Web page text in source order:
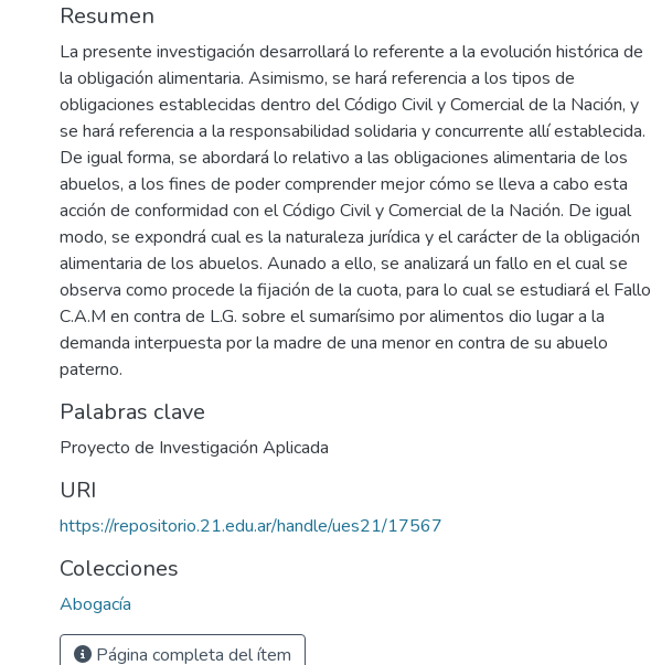
Resumen
La presente investigación desarrollará lo referente a la evolución histórica de
la obligación alimentaria. Asimismo, se hará referencia a los tipos de
obligaciones establecidas dentro del Código Civil y Comercial de la Nación, y
se hará referencia a la responsabilidad solidaria y concurrente allí establecida.
De igual forma, se abordará lo relativo a las obligaciones alimentaria de los
abuelos, a los fines de poder comprender mejor cómo se lleva a cabo esta
acción de conformidad con el Código Civil y Comercial de la Nación. De igual
modo, se expondrá cual es la naturaleza jurídica y el carácter de la obligación
alimentaria de los abuelos. Aunado a ello, se analizará un fallo en el cual se
observa como procede la fijación de la cuota, para lo cual se estudiará el Fallo
C.A.M en contra de L.G. sobre el sumarísimo por alimentos dio lugar a la
demanda interpuesta por la madre de una menor en contra de su abuelo
paterno.
Palabras clave
Proyecto de Investigación Aplicada
URI
https://repositorio.21.edu.ar/handle/ues21/17567
Colecciones
Abogacía
Página completa del ítem